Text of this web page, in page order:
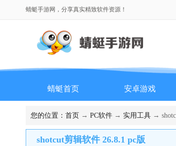
蜻蜓手游网，分享真实精致软件资源！
蜻蜓首页 安卓游戏
排行榜
您的位置： 首页 → PC软件 → 实用工具 →
shotcut剪辑软件 26.8.1 pc版